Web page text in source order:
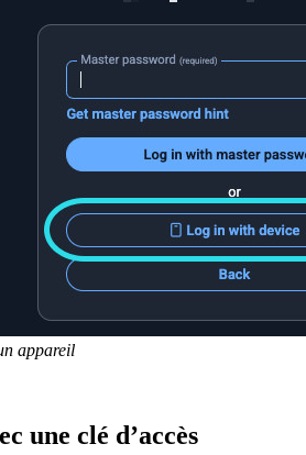
appareil
une clé d’accès